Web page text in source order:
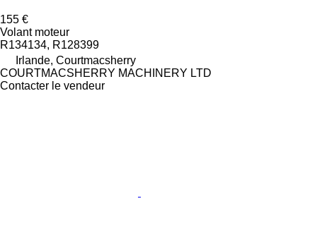
155 €
Volant moteur
R134134, R128399
Irlande, Courtmacsherry
COURTMACSHERRY MACHINERY LTD
Contacter le vendeur